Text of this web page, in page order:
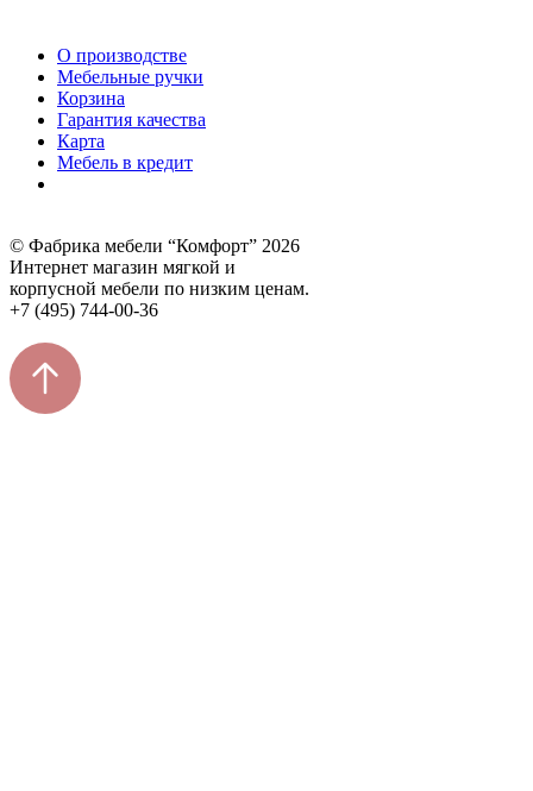
О производстве
Мебельные ручки
Корзина
Гарантия качества
Карта
Мебель в кредит
© Фабрика мебели “Комфорт” 2026
Интернет магазин мягкой и
корпусной мебели по низким ценам.
+7 (495) 744-00-36